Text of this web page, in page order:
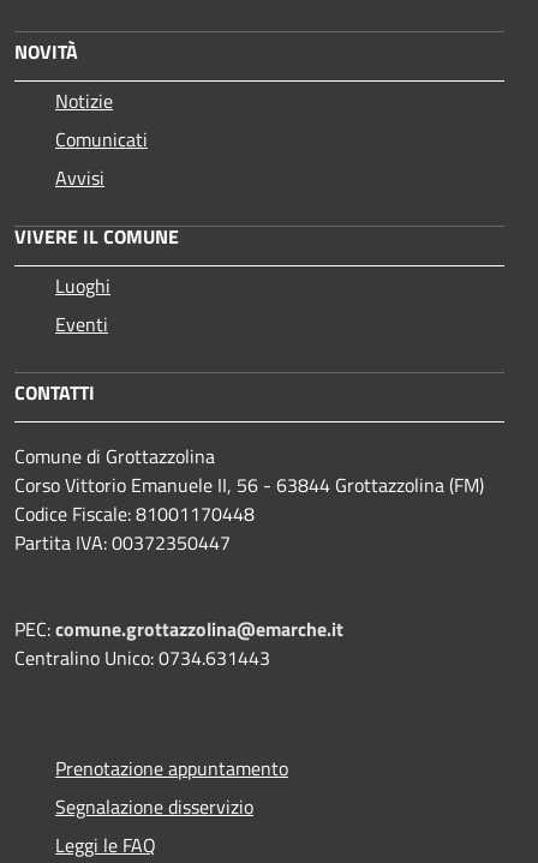
NOVITÀ
Notizie
Comunicati
Avvisi
VIVERE IL COMUNE
Luoghi
Eventi
CONTATTI
Comune di Grottazzolina
Corso Vittorio Emanuele II, 56 - 63844 Grottazzolina (FM)
Codice Fiscale: 81001170448
Partita IVA: 00372350447
PEC:comune.grottazzolina@emarche.it
Centralino Unico: 0734.631443
Prenotazione appuntamento
Segnalazione disservizio
Leggi le FAQ